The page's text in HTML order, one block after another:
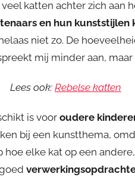
katten achter zich aan
en hun kunststijlen
niet zo. De
mij minder aan, maar
Lees ook: Rebelse katten
is vooroudere
bij een kunstthema,
hoe elke kat op een